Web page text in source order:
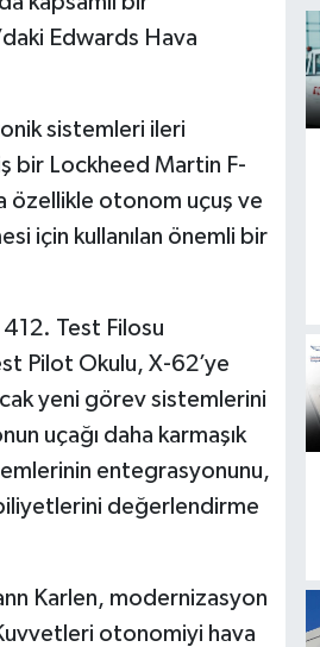
Edwards Hava
sistemleri ileri
bir Lockheed Martin F-
özellikle otonom uçuş ve
için kullanılan önemli bir
Test Filosu
Pilot Okulu, X-62’ye
yeni görev sistemlerini
uçağı daha karmaşık
entegrasyonunu,
değerlendirme
Karlen, modernizasyon
otonomiyi hava